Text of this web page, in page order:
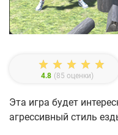
4.8 (85 оценки)
Эта игра будет
агрессивный стиль